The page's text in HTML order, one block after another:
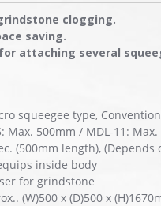
clogging.
saving.
attaching several
squeegee type,
Max. 500mm / MDL-11: Max.
(500mm length), (Depends
inside body
for grindstone
(W)500 x (D)500 x